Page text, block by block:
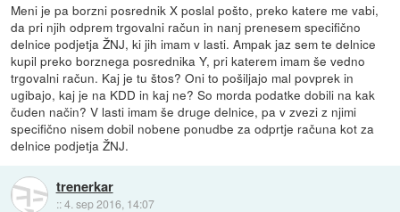
Meni je pa borzni posrednik X poslal pošto, preko katere me vabi,
da pri njih odprem trgovalni račun in nanj prenesem specifično
delnice podjetja ŽNJ, ki jih imam v lasti. Ampak jaz sem te delnice
kupil preko borznega posrednika Y, pri katerem imam še vedno
trgovalni račun. Kaj je tu štos? Oni to pošiljajo mal povprek in
ugibajo, kaj je na KDD in kaj ne? So morda podatke dobili na kak
čuden način? V lasti imam še druge delnice, pa v zvezi z njimi
specifično nisem dobil nobene ponudbe za odprtje računa kot za
delnice podjetja ŽNJ.
trenerkar
::4. sep 2016, 14:07